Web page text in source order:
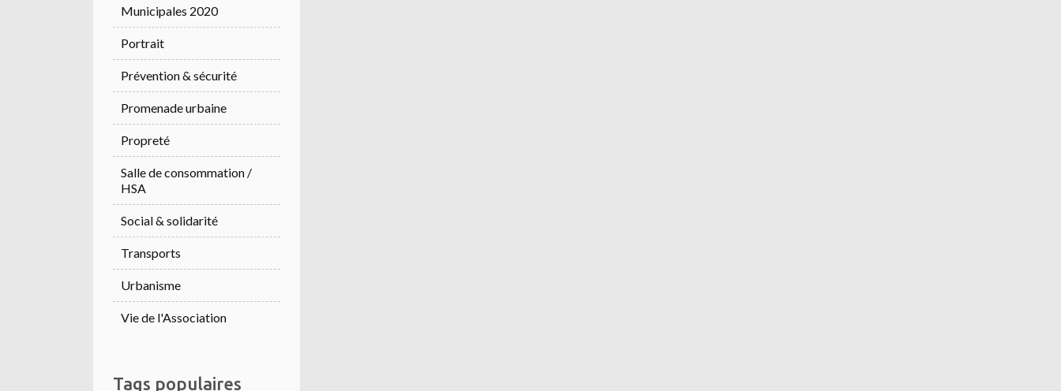
Municipales 2020
Portrait
Prévention & sécurité
Promenade urbaine
Propreté
Salle de consommation /
HSA
Social & solidarité
Transports
Urbanisme
Vie de l'Association
Tags populaires